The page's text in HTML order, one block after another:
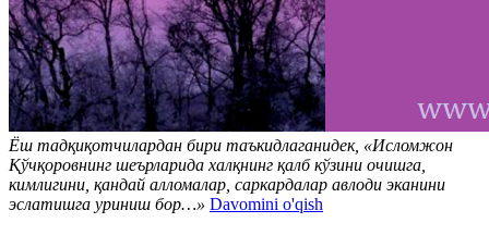
Ёш тадқиқотчилардан бири таъкидлаганидек, «Исломжон
Қўчқоровнинг шеърларида халқнинг қалб кўзини очишга,
кимлигини, қандай алломалар, саркардалар авлоди эканини
эслатишга уриниш бор…» Davomini o'qish